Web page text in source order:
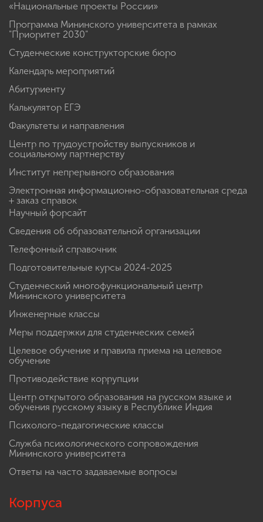
«Национальные проекты России»
Программа Мининского университета в рамках
"Приоритет 2030"
Студенческие конструкторские бюро
Календарь мероприятий
Абитуриенту
Калькулятор ЕГЭ
Факультеты и направления
Центр по трудоустройству выпускников и
социальному партнерству
Институт непрерывного образования
Электронная информационно-образовательная среда
+ заказ справок
Научный форсайт
Сведения об образовательной организации
Телефонный справочник
Подготовительные курсы 2024-2025
Студенческий многофункциональный центр
Мининского университета
Инженерные классы
Меры поддержки для студенческих семей
Целевое обучение и правила приема на целевое
обучение
Противодействие коррупции
Центр открытого образования на русском языке и
обучения русскому языку в Республике Индия
Психолого-педагогические классы
Служба психологического сопровождения
Мининского университета
Ответы на часто задаваемые вопросы
Корпуса